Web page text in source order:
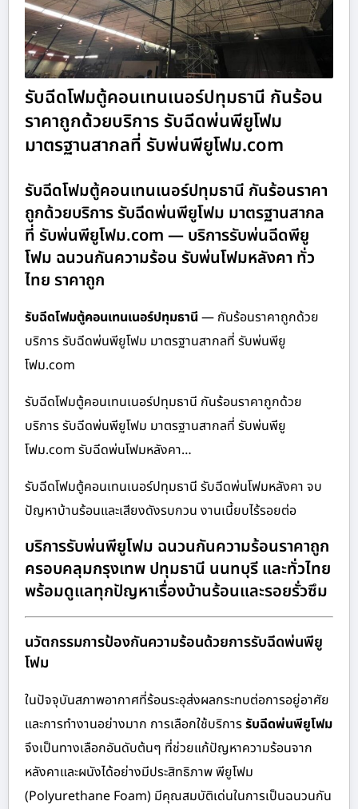
รับฉีดโฟมตู้คอนเทนเนอร์ปทุมธานี กันร้อน
ราคาถูกด้วยบริการ รับฉีดพ่นพียูโฟม
มาตรฐานสากลที่ รับพ่นพียูโฟม.com
รับฉีดโฟมตู้คอนเทนเนอร์ปทุมธานี กันร้อนราคา
ถูกด้วยบริการ รับฉีดพ่นพียูโฟม มาตรฐานสากล
ที่ รับพ่นพียูโฟม.com — บริการรับพ่นฉีดพียู
โฟม ฉนวนกันความร้อน รับพ่นโฟมหลังคา ทั่ว
ไทย ราคาถูก
รับฉีดโฟมตู้คอนเทนเนอร์ปทุมธานี — กันร้อนราคาถูกด้วย
บริการ รับฉีดพ่นพียูโฟม มาตรฐานสากลที่ รับพ่นพียู
โฟม.com
รับฉีดโฟมตู้คอนเทนเนอร์ปทุมธานี กันร้อนราคาถูกด้วย
บริการ รับฉีดพ่นพียูโฟม มาตรฐานสากลที่ รับพ่นพียู
โฟม.com รับฉีดพ่นโฟมหลังคา…
รับฉีดโฟมตู้คอนเทนเนอร์ปทุมธานี รับฉีดพ่นโฟมหลังคา จบ
ปัญหาบ้านร้อนและเสียงดังรบกวน งานเนี้ยบไร้รอยต่อ
บริการรับพ่นพียูโฟม ฉนวนกันความร้อนราคาถูก
ครอบคลุมกรุงเทพ ปทุมธานี นนทบุรี และทั่วไทย
พร้อมดูแลทุกปัญหาเรื่องบ้านร้อนและรอยรั่วซึม
นวัตกรรมการป้องกันความร้อนด้วยการรับฉีดพ่นพียู
โฟม
ในปัจจุบันสภาพอากาศที่ร้อนระอุส่งผลกระทบต่อการอยู่อาศัย
และการทำงานอย่างมาก การเลือกใช้บริการรับฉีดพ่นพียูโฟม
จึงเป็นทางเลือกอันดับต้นๆ ที่ช่วยแก้ปัญหาความร้อนจาก
หลังคาและผนังได้อย่างมีประสิทธิภาพ พียูโฟม
(Polyurethane Foam) มีคุณสมบัติเด่นในการเป็นฉนวนกัน